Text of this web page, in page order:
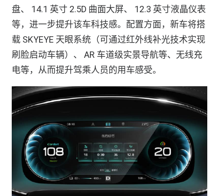
盘、 14.1 英寸 2.5D 曲面大屏、 12.3 英寸液晶仪表
等，进一步提升该车科技感。配置方面，新车将搭
载 SKYEYE 天眼系统（可通过红外线补光技术实现
刷脸启动车辆）、 AR 车道级实景导航等、无线充
电等，从而提升驾乘人员的用车感受。